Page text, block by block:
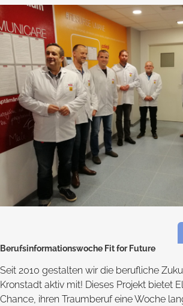
Berufsinformationswoche Fit for Future
Seit 2010 gestalten wir die berufliche
Kronstadt aktiv mit! Dieses Projekt bietet
Chance, ihren Traumberuf eine Woche